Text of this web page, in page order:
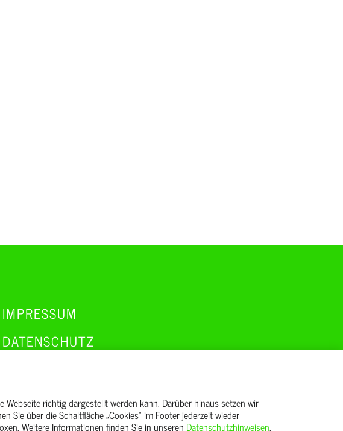
IMPRESSUM
DATENSCHUTZ
UMSETZUNGSPLAN GEMÄSS ENEFG
BARRIEREFREIHEITSERKLÄRUNG
richtig dargestellt werden kann. Darüber hinaus setzen wir
Sie über die Schaltfläche „Cookies“ im Footer jederzeit wieder
Weitere Informationen finden Sie in unseren Datenschutzhinweisen.